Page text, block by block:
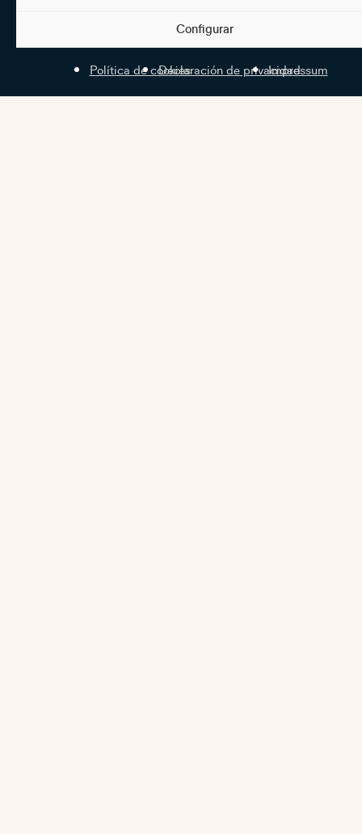
Configurar
Política de cookiesDeclaración de privacidad
Impressum